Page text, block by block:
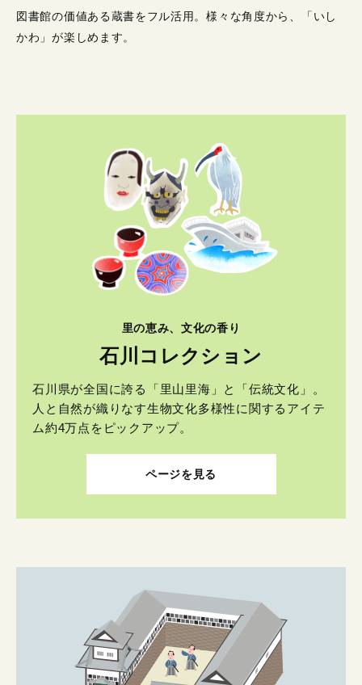
図書館の価値ある蔵書をフル活用。様々な角度から、「いし
かわ」が楽しめます。
里の恵み、文化の香り
石川コレクション
石川県が全国に誇る「里山里海」と「伝統文化」。
人と自然が織りなす生物文化多様性に関するアイテ
ム約4万点をピックアップ。
ページを見る